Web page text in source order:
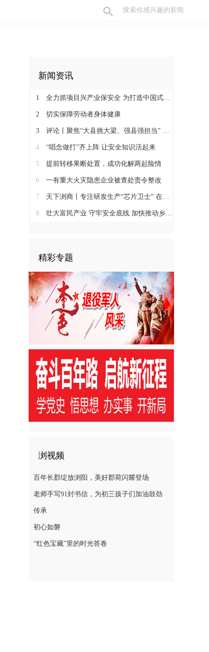
新闻资讯
1 全力抓项目兴产业保安全 为打造中国式现代化县域示范作出更大贡献
2 切实保障劳动者身体健康
3 评论丨聚焦“大县挑大梁、强县强担当” 保持定力真抓实干奋发作为
4 “唱念做打”齐上阵 让安全知识活起来
5 提前转移果断处置，成功化解两起险情
6 一有重大火灾隐患企业被查处责令整改
7 天下浏商丨专注研发生产“芯片卫士” 在半导体红海中搏出“隐形冠军”
8 壮大富民产业 守牢安全底线 加快推动乡村全面振兴
精彩专题
浏视频
百年长郡绽放浏阳，美好郡荷闪耀登场
老师手写91封书信，为初三孩子们加油鼓劲
传承
初心如磐
“红色宝藏”里的时光答卷